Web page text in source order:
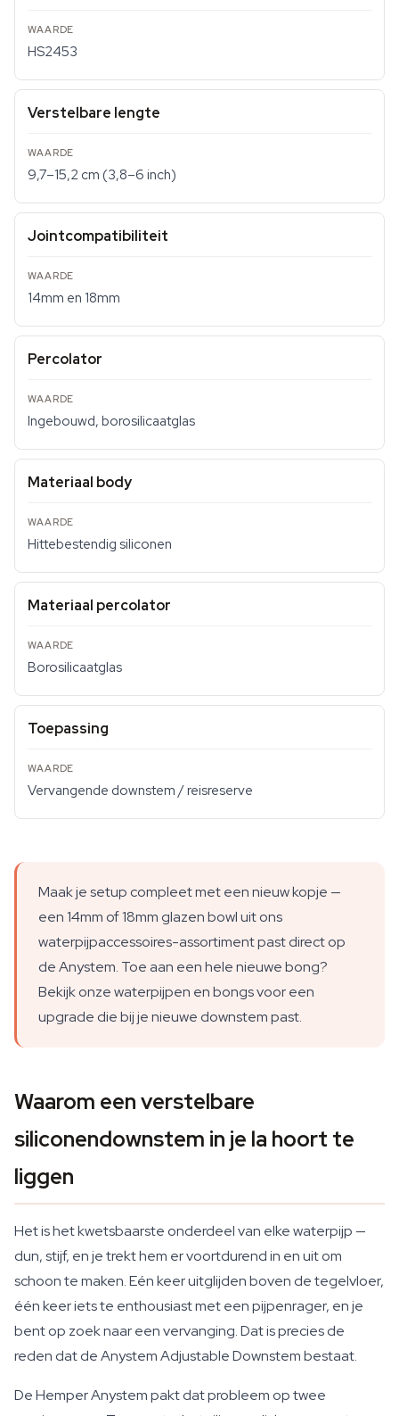
HS2453
Verstelbare lengte
9,7–15,2 cm (3,8–6 inch)
Jointcompatibiliteit
14mm en 18mm
Percolator
Ingebouwd, borosilicaatglas
Materiaal body
Hittebestendig siliconen
Materiaal percolator
Borosilicaatglas
Toepassing
Vervangende downstem / reisreserve
Maak je setup compleet met een nieuw kopje —
een 14mm of 18mm glazen bowl uit ons
waterpijpaccessoires-assortiment past direct op
de Anystem. Toe aan een hele nieuwe bong?
Bekijk onze waterpijpen en bongs voor een
upgrade die bij je nieuwe downstem past.
Waarom een verstelbare
siliconendownstem in je la hoort te
liggen
Het is het kwetsbaarste onderdeel van elke waterpijp —
dun, stijf, en je trekt hem er voortdurend in en uit om
schoon te maken. Eén keer uitglijden boven de tegelvloer,
één keer iets te enthousiast met een pijpenrager, en je
bent op zoek naar een vervanging. Dat is precies de
reden dat de Anystem Adjustable Downstem bestaat.
De Hemper Anystem pakt dat probleem op twee